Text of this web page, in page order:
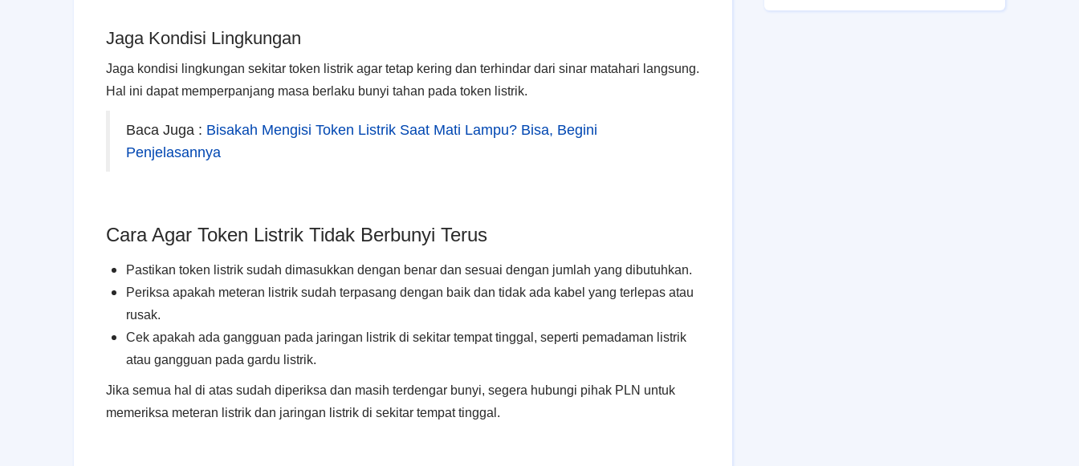
Jaga Kondisi Lingkungan
Jaga kondisi lingkungan sekitar token listrik agar tetap kering dan terhindar dari sinar matahari langsung.
Hal ini dapat memperpanjang masa berlaku bunyi tahan pada token listrik.
Baca Juga : Bisakah Mengisi Token Listrik Saat Mati Lampu? Bisa, Begini
Penjelasannya
Cara Agar Token Listrik Tidak Berbunyi Terus
Pastikan token listrik sudah dimasukkan dengan benar dan sesuai dengan jumlah yang dibutuhkan.
Periksa apakah meteran listrik sudah terpasang dengan baik dan tidak ada kabel yang terlepas atau
rusak.
Cek apakah ada gangguan pada jaringan listrik di sekitar tempat tinggal, seperti pemadaman listrik
atau gangguan pada gardu listrik.
Jika semua hal di atas sudah diperiksa dan masih terdengar bunyi, segera hubungi pihak PLN untuk
memeriksa meteran listrik dan jaringan listrik di sekitar tempat tinggal.